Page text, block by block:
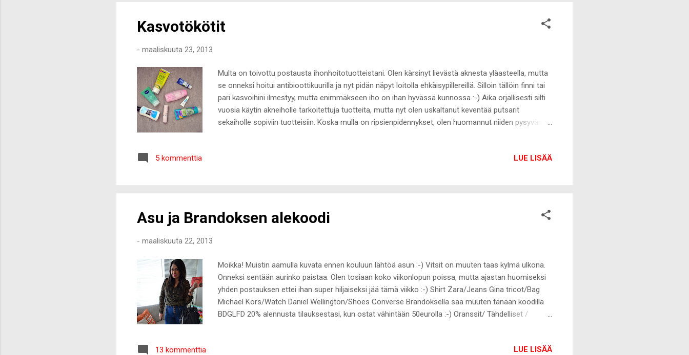
Kasvotökötit
- maaliskuuta 23, 2013
Multa on toivottu postausta ihonhoitotuotteistani. Olen kärsinyt lievästä aknesta yläasteella, mutta
se onneksi hoitui antibioottikuurilla ja nyt pidän näpyt loitolla ehkäisypillereillä. Silloin tällöin finni tai
pari kasvoihini ilmestyy, mutta enimmäkseen iho on ihan hyvässä kunnossa :-) Aika orjallisesti silti
vuosia käytin akneiholle tarkoitettuja tuotteita, mutta nyt olen uskaltanut keventää putsarit
sekaiholle sopiviin tuotteisiin. Koska mulla on ripsienpidennykset, olen huomannut niiden pysyvän
hetkellä käytössä Olayn conditioning milk. Garnierilla on myös yksi hyvä sellaisessa vihreässä
5 kommenttia LUE LISÄÄ
Asu ja Brandoksen alekoodi
- maaliskuuta 22, 2013
Moikka! Muistin aamulla kuvata ennen kouluun lähtöä asun :-) Vitsit on muuten taas kylmä ulkona.
Onneksi sentään aurinko paistaa. Olen tosiaan koko viikonlopun poissa, mutta ajastan huomiseksi
yhden postauksen ettei ihan super hiljaiseksi jää tämä viikko :-) Shirt Zara/Jeans Gina tricot/Bag
Michael Kors/Watch Daniel Wellington/Shoes Converse Brandoksella saa muuten tänään koodilla
BDGLFD 20% alennusta tilauksestasi, kun ostat vähintään 50eurolla :-) Oranssit/ Tähdelliset /
13 kommenttia LUE LISÄÄ